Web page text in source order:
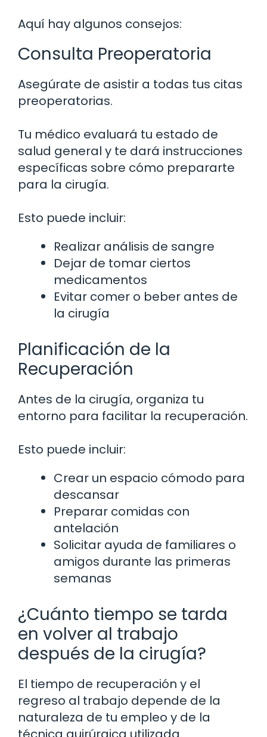
Aquí hay algunos consejos:
Consulta Preoperatoria
Asegúrate de asistir a todas tus citas
preoperatorias.
Tu médico evaluará tu estado de
salud general y te dará instrucciones
específicas sobre cómo prepararte
para la cirugía.
Esto puede incluir:
Realizar análisis de sangre
Dejar de tomar ciertos
medicamentos
Evitar comer o beber antes de
la cirugía
Planificación de la
Recuperación
Antes de la cirugía, organiza tu
entorno para facilitar la recuperación.
Esto puede incluir:
Crear un espacio cómodo para
descansar
Preparar comidas con
antelación
Solicitar ayuda de familiares o
amigos durante las primeras
semanas
¿Cuánto tiempo se tarda
en volver al trabajo
después de la cirugía?
El tiempo de recuperación y el
regreso al trabajo depende de la
naturaleza de tu empleo y de la